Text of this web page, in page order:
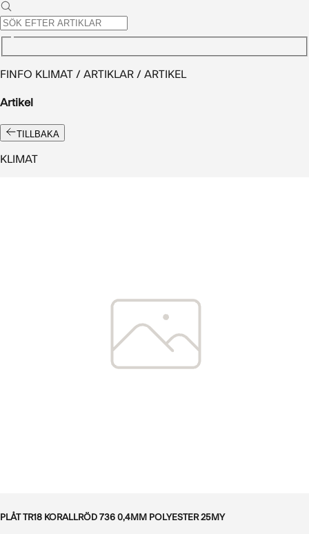
FINFO KLIMAT / ARTIKLAR / ARTIKEL
Artikel
TILLBAKA
KLIMAT
PLÅT TR18 KORALLRÖD 736 0,4MM POLYESTER 25MY